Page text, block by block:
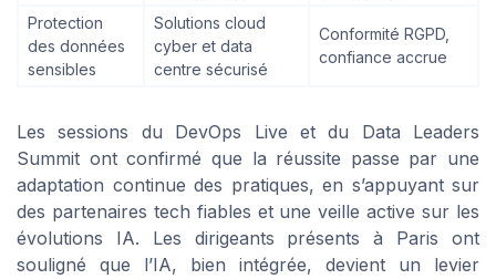
Protection
des données
sensibles
Solutions cloud
cyber et data
centre sécurisé
Conformité RGPD,
confiance accrue
Les sessions du DevOps Live et du Data Leaders
Summit ont confirmé que la réussite passe par une
adaptation continue des pratiques, en s’appuyant sur
des partenaires tech fiables et une veille active sur les
évolutions IA. Les dirigeants présents à Paris ont
souligné que l’IA, bien intégrée, devient un levier